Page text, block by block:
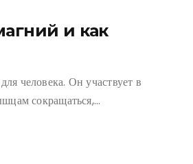
и как
человека. Он участвует в
сокращаться,…